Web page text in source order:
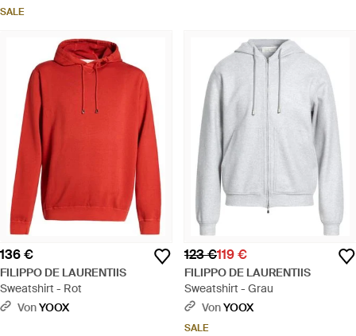
SALE
136 €
FILIPPO DE LAURENTIIS
Sweatshirt - Rot
VonYOOX
123 €119 €
FILIPPO DE LAURENTIIS
Sweatshirt - Grau
VonYOOX
SALE